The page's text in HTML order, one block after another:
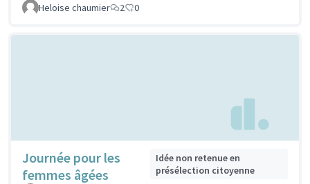
Heloise chaumier
2 0
Journée pour les
femmes âgées
Idée non retenue en
présélection citoyenne